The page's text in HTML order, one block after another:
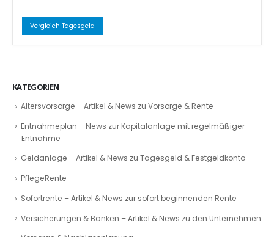
Vergleich Tagesgeld
KATEGORIEN
Altersvorsorge – Artikel & News zu Vorsorge & Rente
Entnahmeplan – News zur Kapitalanlage mit regelmäßiger
Entnahme
Geldanlage – Artikel & News zu Tagesgeld & Festgeldkonto
PflegeRente
Sofortrente – Artikel & News zur sofort beginnenden Rente
Versicherungen & Banken – Artikel & News zu den Unternehmen